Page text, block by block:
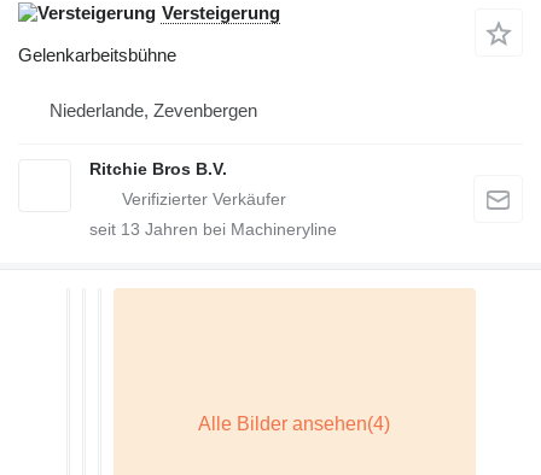
Versteigerung
Gelenkarbeitsbühne
Niederlande, Zevenbergen
Ritchie Bros B.V.
seit 13 Jahren bei Machineryline